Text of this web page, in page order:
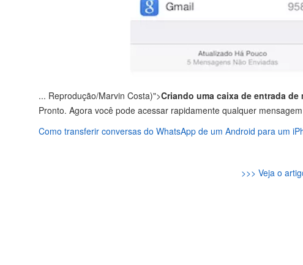
... Reprodução/Marvin Costa)">Criando uma caixa de entrada
Pronto. Agora você pode acessar rapidamente qualquer
Como transferir conversas do WhatsApp de um Android para um
>>> Veja o